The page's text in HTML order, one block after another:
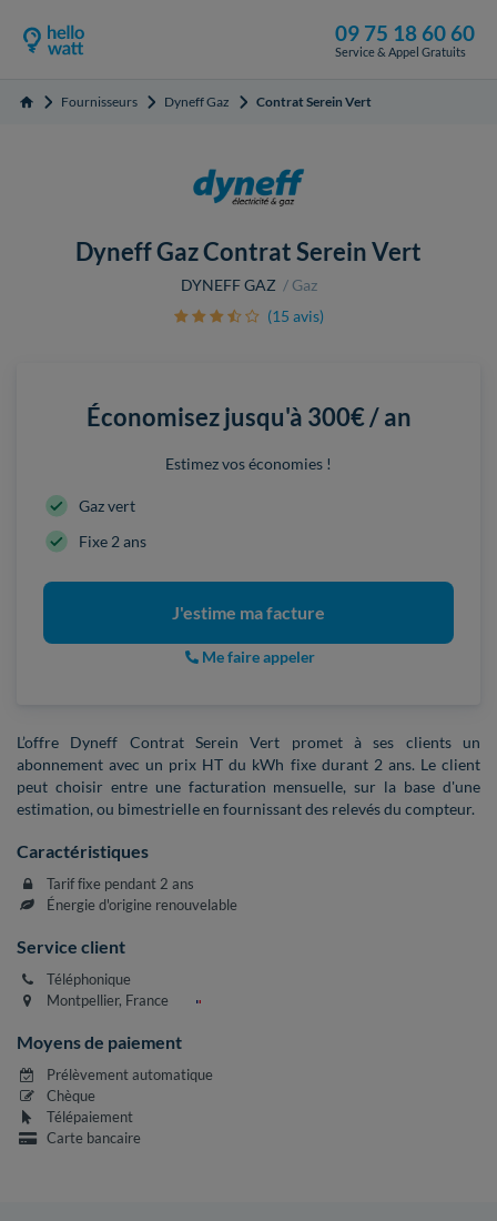
09 75 18 60 60
Service & Appel Gratuits
Accueil Fournisseurs Dyneff Gaz Contrat Serein Vert
Dyneff Gaz Contrat Serein Vert
DYNEFF GAZ
Gaz
(15 avis)
Économisez jusqu'à 300€ / an
Estimez vos économies !
Gaz vert
Fixe 2 ans
J'estime ma facture
Me faire appeler
L’offre Dyneff Contrat Serein Vert promet à ses clients un
abonnement avec un prix HT du kWh fixe durant 2 ans. Le client
peut choisir entre une facturation mensuelle, sur la base d'une
estimation, ou bimestrielle en fournissant des relevés du compteur.
Caractéristiques
Tarif fixe pendant 2 ans
Énergie d'origine renouvelable
Service client
Téléphonique
Montpellier, France
Moyens de paiement
Prélèvement automatique
Chèque
Télépaiement
Carte bancaire